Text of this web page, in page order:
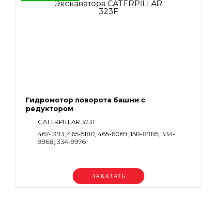
Гидромотор поворота башни с
редуктором
CATERPILLAR 323F
467-1393, 465-5180, 465-6069, 158-8985, 334-
9968, 334-9976
Уточняйте цену